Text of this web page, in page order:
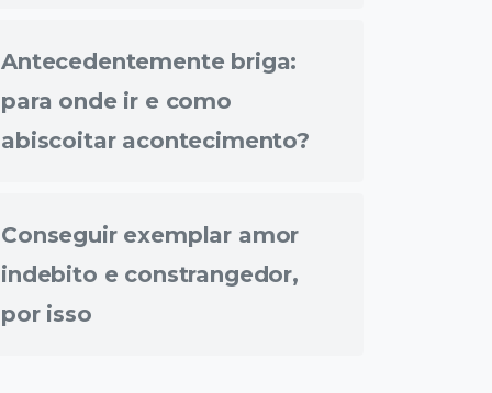
Antecedentemente briga:
para onde ir e como
abiscoitar acontecimento?
Conseguir exemplar amor
indebito e constrangedor,
por isso